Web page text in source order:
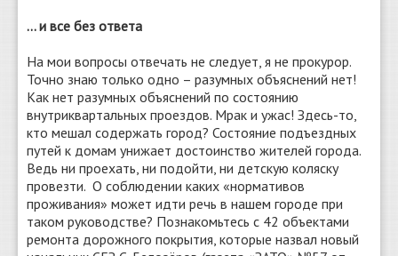
… и все без ответа
На мои вопросы отвечать не следует, я не прокурор.
Точно знаю только одно – разумных объяснений нет!
Как нет разумных объяснений по состоянию
внутриквартальных проездов. Мрак и ужас! Здесь-то,
кто мешал содержать город? Состояние подъездных
путей к домам унижает достоинство жителей города.
Ведь ни проехать, ни подойти, ни детскую коляску
провезти. О соблюдении каких «нормативов
проживания» может идти речь в нашем городе при
таком руководстве? Познакомьтесь с 42 объектами
ремонта дорожного покрытия, которые назвал новый